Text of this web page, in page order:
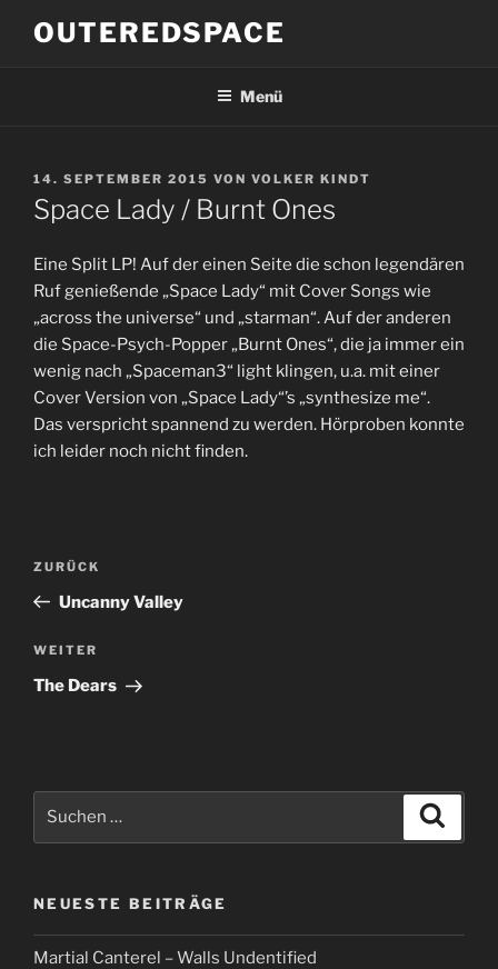
InhaltOUTEREDSPACE
Menü
VERÖFFENTLICHT
AM
14. SEPTEMBER 2015 VON VOLKER KINDT
Space Lady / Burnt Ones
Eine Split LP! Auf der einen Seite die schon legendären
Ruf genießende „Space Lady“ mit Cover Songs wie
„across the universe“ und „starman“. Auf der anderen
die Space-Psych-Popper „Burnt Ones“, die ja immer ein
wenig nach „Spaceman3“ light klingen, u.a. mit einer
Cover Version von „Space Lady“’s „synthesize me“.
Das verspricht spannend zu werden. Hörproben konnte
ich leider noch nicht finden.
Beitragsnavigation
Vorheriger
Beitrag
ZURÜCK
Uncanny Valley
Nächster
Beitrag
WEITER
The Dears
NEUESTE BEITRÄGE
Martial Canterel – Walls Undentified